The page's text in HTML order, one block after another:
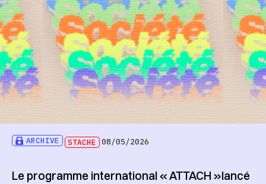
ARCHIVE STACHE 08/05/2026
Le programme international « ATTACH »lancé